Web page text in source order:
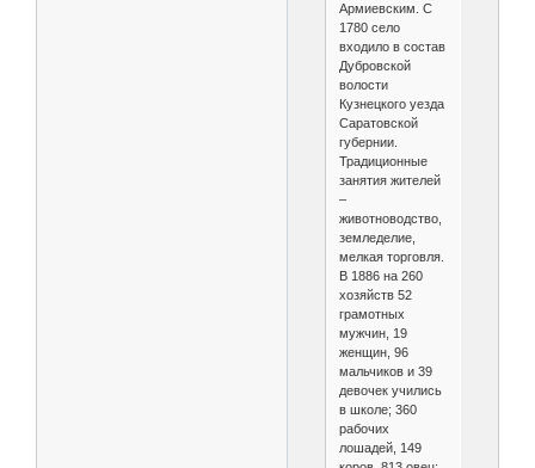
Армиевским. С
1780 село
входило в состав
Дубровской
волости
Кузнецкого уезда
Саратовской
губернии.
Традиционные
занятия жителей
–
животноводство,
земледелие,
мелкая торговля.
В 1886 на 260
хозяйств 52
грамотных
мужчин, 19
женщин, 96
мальчиков и 39
девочек учились
в школе; 360
рабочих
лошадей, 149